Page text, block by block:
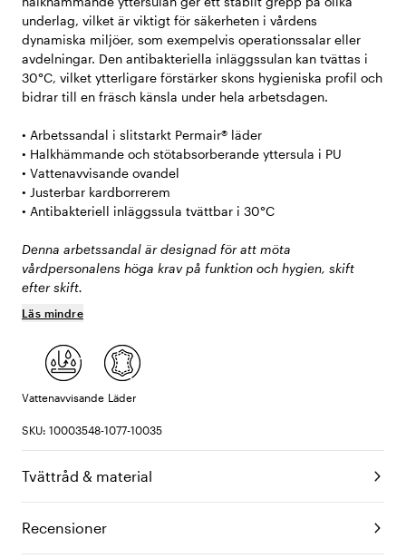
underlag, vilket är viktigt för säkerheten i vårdens
dynamiska miljöer, som exempelvis operationssalar eller
avdelningar. Den antibakteriella inläggssulan kan tvättas i
30°C, vilket ytterligare förstärker skons hygieniska profil och
bidrar till en fräsch känsla under hela arbetsdagen.
• Arbetssandal i slitstarkt Permair® läder
• Halkhämmande och stötabsorberande yttersula i PU
• Vattenavvisande ovandel
• Justerbar kardborrerem
• Antibakteriell inläggssula tvättbar i 30°C
Denna arbetssandal är designad för att möta
vårdpersonalens höga krav på funktion och hygien, skift
efter skift.
Läs mindre
Vattenavvisande Läder
SKU: 10003548-1077-10035
Tvättråd & material
Recensioner